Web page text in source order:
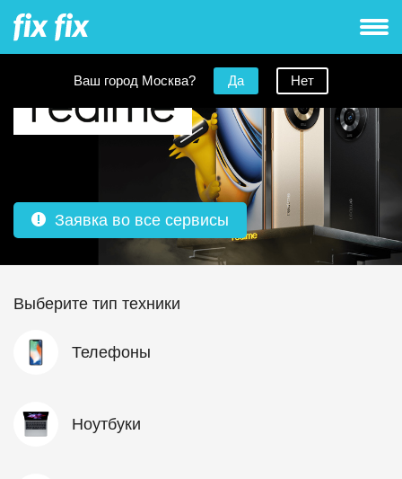
Ваш город Москва? Да Нет
Заявка во все сервисы
Выберите тип техники
Телефоны
Ноутбуки